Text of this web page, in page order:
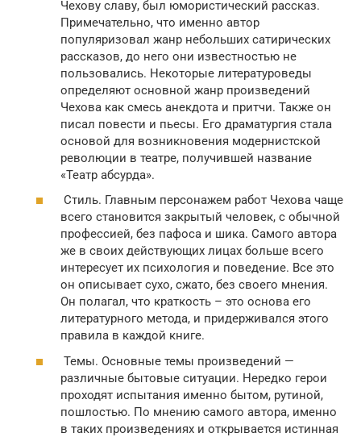
Чехову славу, был юмористический рассказ.
Примечательно, что именно автор
популяризовал жанр небольших сатирических
рассказов, до него они известностью не
пользовались. Некоторые литературоведы
определяют основной жанр произведений
Чехова как смесь анекдота и притчи. Также он
писал повести и пьесы. Его драматургия стала
основой для возникновения модернистской
революции в театре, получившей название
«Театр абсурда».
Стиль. Главным персонажем работ Чехова чаще
всего становится закрытый человек, с обычной
профессией, без пафоса и шика. Самого автора
же в своих действующих лицах больше всего
интересует их психология и поведение. Все это
он описывает сухо, сжато, без своего мнения.
Он полагал, что краткость – это основа его
литературного метода, и придерживался этого
правила в каждой книге.
Темы. Основные темы произведений —
различные бытовые ситуации. Нередко герои
проходят испытания именно бытом, рутиной,
пошлостью. По мнению самого автора, именно
в таких произведениях и открывается истинная